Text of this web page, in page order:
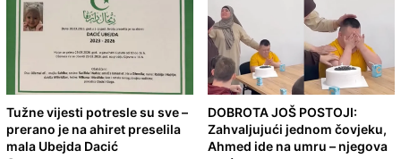
Tužne vijesti potresle su sve –
prerano je na ahiret preselila
mala Ubejda Dacić
DOBROTA JOŠ POSTOJI:
Zahvaljujući jednom čovjeku,
Ahmed ide na umru – njegova